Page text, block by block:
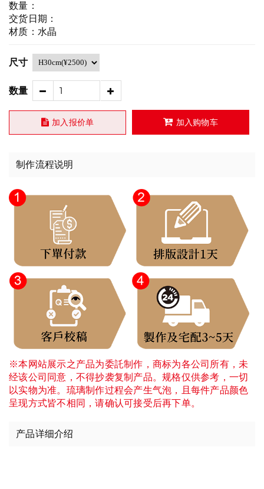
数量：
交货日期：
材质：水晶
尺寸
数量
加入报价单 加入购物车
制作流程说明
※本网站展示之产品为委託制作，商标为各公司所有，未
经该公司同意，不得抄袭复制产品。规格仅供参考，一切
以实物为准。琉璃制作过程会产生气泡，且每件产品颜色
呈现方式皆不相同，请确认可接受后再下单。
产品详细介绍